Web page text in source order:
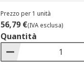
Prezzo per 1 unità
56,79 €(IVA esclusa)
Quantità